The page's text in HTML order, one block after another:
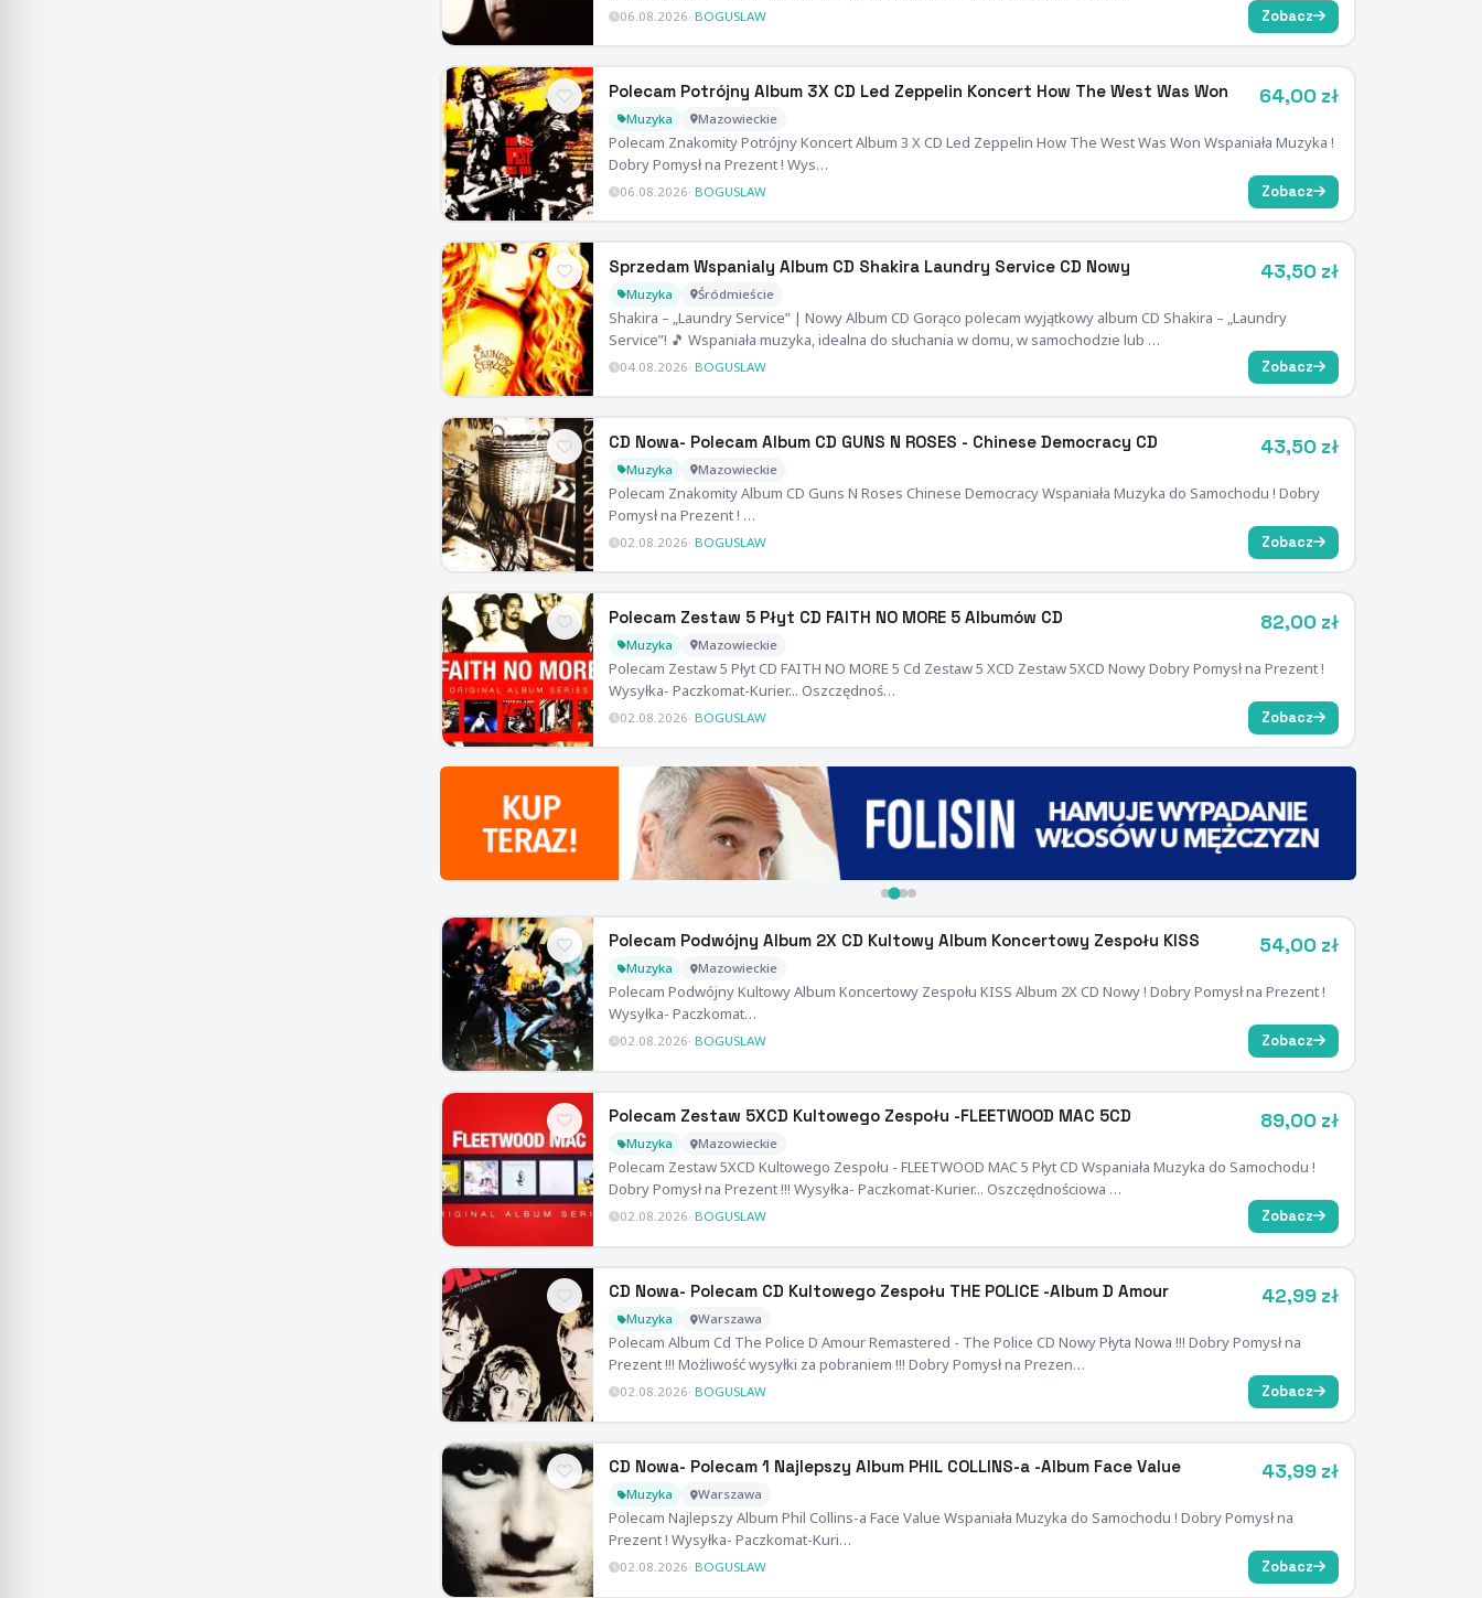
06.08.2026·BOGUSLAW Zobacz
Polecam Potrójny Album 3X CD Led Zeppelin Koncert How The West Was Won
Muzyka Mazowieckie
64,00 zł
Polecam Znakomity Potrójny Koncert Album 3 X CD Led Zeppelin How The West Was Won Wspaniała Muzyka !
Dobry Pomysł na Prezent ! Wys…
06.08.2026·BOGUSLAW Zobacz
Sprzedam Wspanialy Album CD Shakira Laundry Service CD Nowy
Muzyka Śródmieście
43,50 zł
Shakira – „Laundry Service” | Nowy Album CD Gorąco polecam wyjątkowy album CD Shakira – „Laundry
Service”! 🎵 Wspaniała muzyka, idealna do słuchania w domu, w samochodzie lub …
04.08.2026·BOGUSLAW Zobacz
CD Nowa- Polecam Album CD GUNS N ROSES - Chinese Democracy CD
Muzyka Mazowieckie
43,50 zł
Polecam Znakomity Album CD Guns N Roses Chinese Democracy Wspaniała Muzyka do Samochodu ! Dobry
Pomysł na Prezent ! …
02.08.2026·BOGUSLAW Zobacz
Polecam Zestaw 5 Płyt CD FAITH NO MORE 5 Albumów CD
Muzyka Mazowieckie
82,00 zł
Polecam Zestaw 5 Płyt CD FAITH NO MORE 5 Cd Zestaw 5 XCD Zestaw 5XCD Nowy Dobry Pomysł na Prezent !
Wysyłka- Paczkomat-Kurier... Oszczędnoś…
02.08.2026·BOGUSLAW Zobacz
Polecam Podwójny Album 2X CD Kultowy Album Koncertowy Zespołu KISS
Muzyka Mazowieckie
54,00 zł
Polecam Podwójny Kultowy Album Koncertowy Zespołu KISS Album 2X CD Nowy ! Dobry Pomysł na Prezent !
Wysyłka- Paczkomat…
02.08.2026·BOGUSLAW Zobacz
Polecam Zestaw 5XCD Kultowego Zespołu -FLEETWOOD MAC 5CD
Muzyka Mazowieckie
89,00 zł
Polecam Zestaw 5XCD Kultowego Zespołu - FLEETWOOD MAC 5 Płyt CD Wspaniała Muzyka do Samochodu !
Dobry Pomysł na Prezent !!! Wysyłka- Paczkomat-Kurier... Oszczędnościowa …
02.08.2026·BOGUSLAW Zobacz
CD Nowa- Polecam CD Kultowego Zespołu THE POLICE -Album D Amour
Muzyka Warszawa
42,99 zł
Polecam Album Cd The Police D Amour Remastered - The Police CD Nowy Płyta Nowa !!! Dobry Pomysł na
Prezent !!! Możliwość wysyłki za pobraniem !!! Dobry Pomysł na Prezen…
02.08.2026·BOGUSLAW Zobacz
CD Nowa- Polecam 1 Najlepszy Album PHIL COLLINS-a -Album Face Value
Muzyka Warszawa
43,99 zł
Polecam Najlepszy Album Phil Collins-a Face Value Wspaniała Muzyka do Samochodu ! Dobry Pomysł na
Prezent ! Wysyłka- Paczkomat-Kuri…
02.08.2026·BOGUSLAW Zobacz